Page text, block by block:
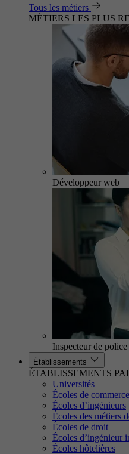
Tous les métiers
MÉTIERS LES PLUS
Développeur web
Inspecteur de police
Établissements
ÉTABLISSEMENTS
Universités
Écoles de commerce
Écoles d’ingénieurs
Écoles des métiers
Écoles de droit
Écoles d’ingénieur
Écoles hôtelières